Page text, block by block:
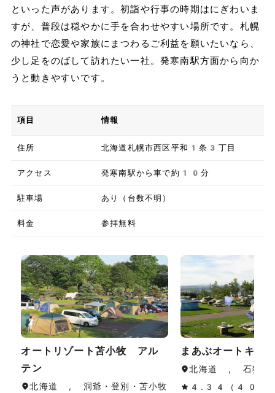
といった声があります。初詣や行事の時期はにぎわいま
すが、普段は穏やかに手を合わせやすい場所です。札幌
の神社で恋愛や家族にまつわるご利益を願いたいなら、
少し足をのばして訪れたい一社。発寒南駅方面から向か
うと動きやすいです。
項目 情報
住所 北海道札幌市西区平和1条3丁目
アクセス 発寒南駅から車で約10分
駐車場 あり（台数不明）
料金 参拝無料
オートリゾート苫小牧 アル
テン
北海道 , 洞爺・登別・苫小牧
まあぶオートキャ
北海道 , 石狩・
4.34（40件の